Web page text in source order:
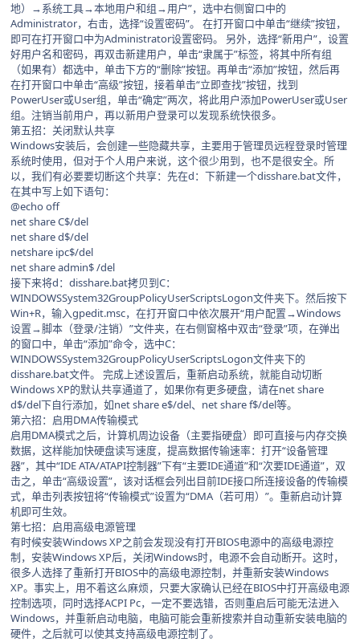
地）→系统工具→本地用户和组→用户”，选中右侧窗口中的
Administrator，右击，选择“设置密码”。 在打开窗口中单击“继续”按钮，
即可在打开窗口中为Administrator设置密码。 另外，选择“新用户”，设置
好用户名和密码，再双击新建用户，单击“隶属于”标签，将其中所有组
（如果有）都选中，单击下方的“删除”按钮。再单击“添加”按钮，然后再
在打开窗口中单击“高级”按钮，接着单击“立即查找”按钮，找到
PowerUser或User组，单击“确定”两次，将此用户添加PowerUser或User
组。注销当前用户，再以新用户登录可以发现系统快很多。
第五招：关闭默认共享
Windows安装后，会创建一些隐藏共享，主要用于管理员远程登录时管理
系统时使用，但对于个人用户来说，这个很少用到，也不是很安全。所
以，我们有必要要切断这个共享：先在d：下新建一个disshare.bat文件，
在其中写上如下语句：
@echo off
net share C$/del
net share d$/del
netshare ipc$/del
net share admin$ /del
接下来将d：disshare.bat拷贝到C：
WINDOWSSystem32GroupPolicyUserScriptsLogon文件夹下。然后按下
Win+R，输入gpedit.msc，在打开窗口中依次展开“用户配置→Windows
设置→脚本（登录/注销）”文件夹，在右侧窗格中双击“登录”项，在弹出
的窗口中，单击“添加”命令，选中C：
WINDOWSSystem32GroupPolicyUserScriptsLogon文件夹下的
disshare.bat文件。 完成上述设置后，重新启动系统，就能自动切断
Windows XP的默认共享通道了，如果你有更多硬盘，请在net share
d$/del下自行添加，如net share e$/del、net share f$/del等。
第六招：启用DMA传输模式
启用DMA模式之后，计算机周边设备（主要指硬盘）即可直接与内存交换
数据，这样能加快硬盘读写速度，提高数据传输速率：打开“设备管理
器”，其中“IDE ATA/ATAPI控制器”下有“主要IDE通道”和“次要IDE通道”，双
击之，单击“高级设置”，该对话框会列出目前IDE接口所连接设备的传输模
式，单击列表按钮将“传输模式”设置为“DMA（若可用）”。重新启动计算
机即可生效。
第七招：启用高级电源管理
有时候安装Windows XP之前会发现没有打开BIOS电源中的高级电源控
制，安装Windows XP后，关闭Windows时，电源不会自动断开。这时，
很多人选择了重新打开BIOS中的高级电源控制，并重新安装Windows
XP。事实上，用不着这么麻烦，只要大家确认已经在BIOS中打开高级电源
控制选项，同时选择ACPI Pc，一定不要选错，否则重启后可能无法进入
Windows，并重新启动电脑，电脑可能会重新搜索并自动重新安装电脑的
硬件，之后就可以使其支持高级电源控制了。